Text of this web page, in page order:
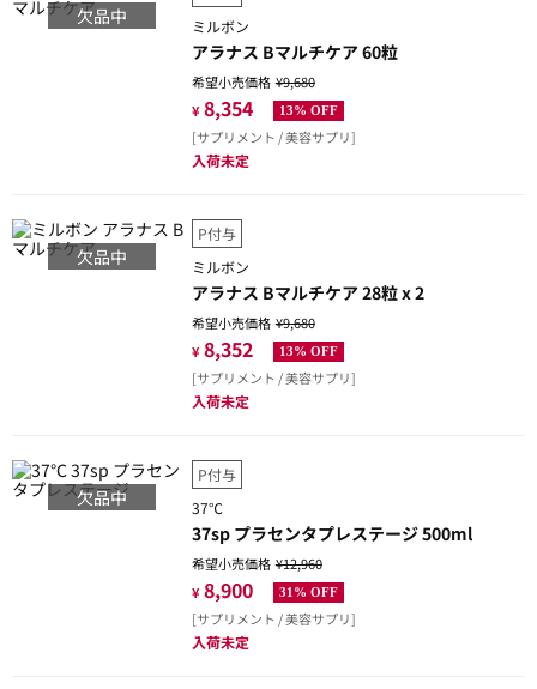
欠品中
ミルボン
アラナス Bマルチケア 60粒
希望小売価格¥9,680
¥ 8,354 13% OFF
[サプリメント / 美容サプリ]
入荷未定
欠品中
P付与
ミルボン
アラナス Bマルチケア 28粒 x 2
希望小売価格¥9,680
¥ 8,352 13% OFF
[サプリメント / 美容サプリ]
入荷未定
欠品中
P付与
37℃
37sp プラセンタプレステージ 500ml
希望小売価格¥12,960
¥ 8,900 31% OFF
[サプリメント / 美容サプリ]
入荷未定